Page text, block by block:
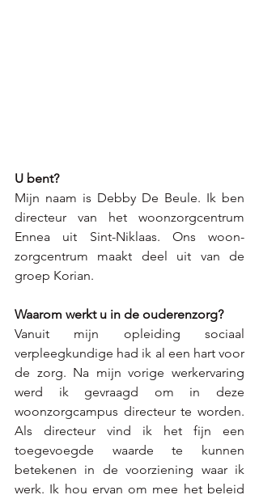
U bent?
Mijn naam is Debby De Beule. Ik ben
directeur van het woonzorgcentrum
Ennea uit Sint-Niklaas. Ons woon-
zorgcentrum maakt deel uit van de
groep Korian.
Waarom werkt u in de ouderenzorg?
Vanuit mijn opleiding sociaal
verpleegkundige had ik al een hart voor
de zorg. Na mijn vorige werkervaring
werd ik gevraagd om in deze
woonzorgcampus directeur te worden.
Als directeur vind ik het fijn een
toegevoegde waarde te kunnen
betekenen in de voorziening waar ik
werk. Ik hou ervan om mee het beleid